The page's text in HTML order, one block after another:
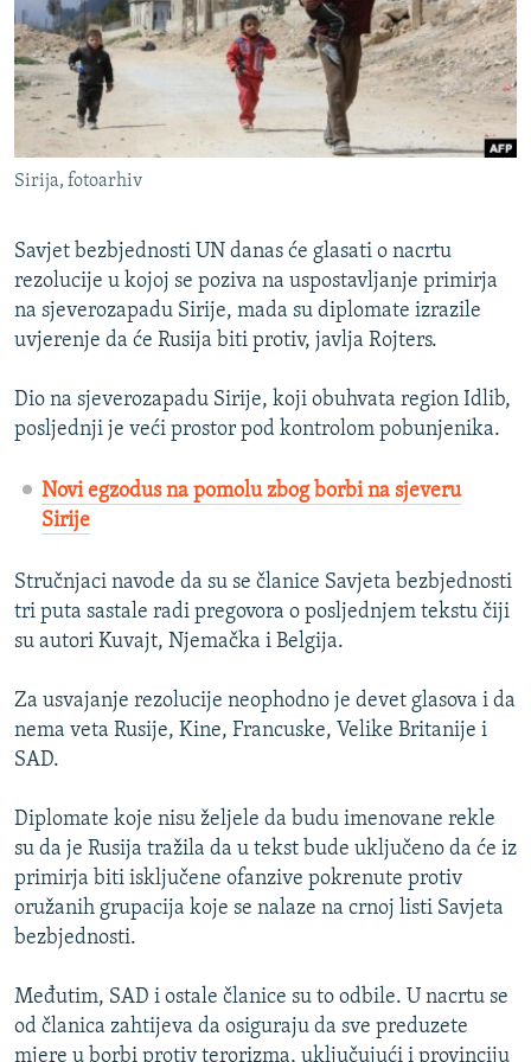
ISPRIČAJ MI
DNEVNO@RSE
SPECIJALI RSE
VIŠE OD NASLOVA
GENOCID U SREBRENICI
POPLAVE I KLIZIŠTA U BIH 2024.
TV LIBERTY
POST SCRIPTUM
TRI DECENIJE OD RATA U BIH
NASTANAK I RASPAD JUGOSLAVIJE
PRATITE NAS
Sve RFE/RL stranice
Sirija, fotoarhiv
Savjet bezbjednosti UN danas će glasati o nacrtu
rezolucije u kojoj se poziva na uspostavljanje primirja
na sjeverozapadu Sirije, mada su diplomate izrazile
uvjerenje da će Rusija biti protiv, javlja Rojters.
Dio na sjeverozapadu Sirije, koji obuhvata region Idlib,
posljednji je veći prostor pod kontrolom pobunjenika.
Novi egzodus na pomolu zbog borbi na sjeveru
Sirije
Stručnjaci navode da su se članice Savjeta bezbjednosti
tri puta sastale radi pregovora o posljednjem tekstu čiji
su autori Kuvajt, Njemačka i Belgija.
Za usvajanje rezolucije neophodno je devet glasova i da
nema veta Rusije, Kine, Francuske, Velike Britanije i
SAD.
Diplomate koje nisu željele da budu imenovane rekle
su da je Rusija tražila da u tekst bude uključeno da će iz
primirja biti isključene ofanzive pokrenute protiv
oružanih grupacija koje se nalaze na crnoj listi Savjeta
bezbjednosti.
Međutim, SAD i ostale članice su to odbile. U nacrtu se
od članica zahtijeva da osiguraju da sve preduzete
mjere u borbi protiv terorizma, uključujući i provinciju